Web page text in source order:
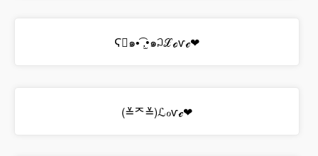
Ϛ⃘๑•͡ .̫•๑꒜ℒℴѵℯ❤
(≚ᄌ≚)ℒℴѵℯ❤